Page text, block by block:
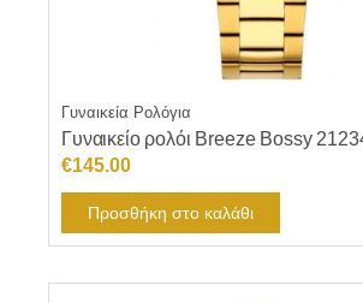
Γυναικεία Ρολόγια
Γυναικείο ρολόι Breeze Bossy
€145.00
Προσθήκη στο καλάθι